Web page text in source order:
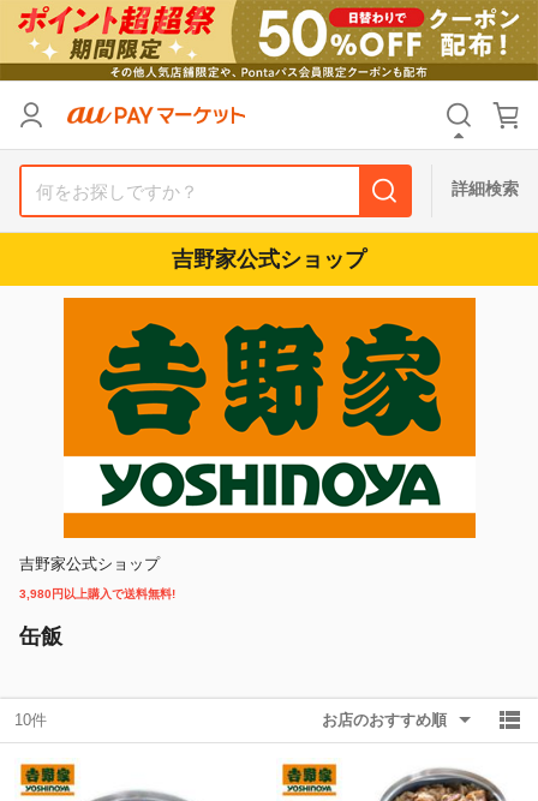
詳細検索
吉野家公式ショップ
吉野家公式ショップ
3,980円以上購入で送料無料!
缶飯
10件 お店のおすすめ順
支払い方法
タイムセール
Pontaパス特典対象すべて ポイントUPセレクトのみ
サンキュー配送対象 レビューキャンペーン
キーワード
除外ワード
リセット
支払い方法
タイムセール
Pontaパス特典対象すべて ポイントUPセレクトのみ
サンキュー配送対象 レビューキャンペーン
キーワード
除外ワード